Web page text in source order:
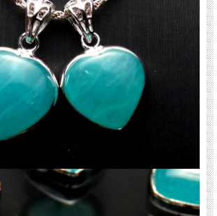
サイズ、重さは目安です。
、クラックはあります。宜しくお願い致します。お香に
。 最後にあなたに幸福が訪れますように(*^_^*)
海外直輸入 バイヤー厳選 プレゼント ギフト メンズ レデ
舗 ハンドメイド サイズ直し コムローズ comrose